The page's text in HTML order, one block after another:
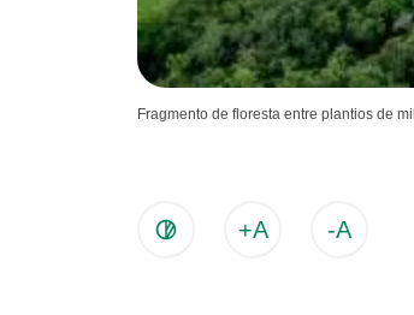
Fragmento de floresta entre plantios de
+A -A